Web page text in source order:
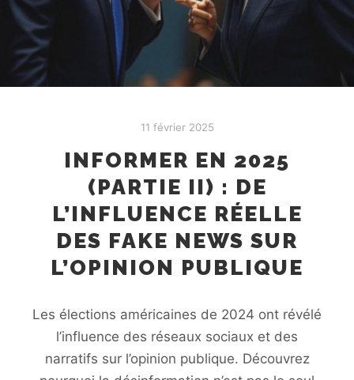
11 février 2025
INFORMER EN 2025
(PARTIE II) : DE
L’INFLUENCE RÉELLE
DES FAKE NEWS SUR
L’OPINION PUBLIQUE
Les élections américaines de 2024 ont révélé
l’influence des réseaux sociaux et des
narratifs sur l’opinion publique. Découvrez